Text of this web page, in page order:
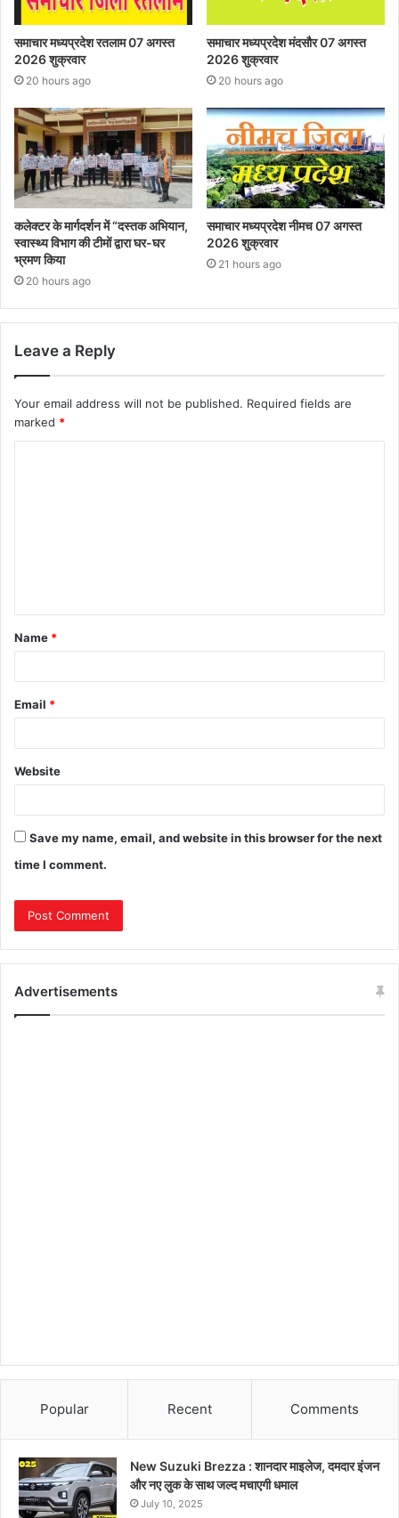
समाचार मध्यप्रदेश रतलाम 07 अगस्त
2026 शुक्रवार
20 hours ago
समाचार मध्यप्रदेश मंदसौर 07 अगस्त
2026 शुक्रवार
20 hours ago
कलेक्टर के मार्गदर्शन में “दस्तक अभियान,‌
स्वास्थ्य विभाग की टीमों द्वारा घर-घर
भ्रमण किया
20 hours ago
समाचार मध्यप्रदेश नीमच 07 अगस्त
2026 शुक्रवार
21 hours ago
Leave a Reply
Your email address will not be published. Required fields are
marked *
Name *
Email *
Website
Save my name, email, and website in this browser for the next
time I comment.
Advertisements
Popular Recent Comments
New Suzuki Brezza : शानदार माइलेज, दमदार इंजन
और नए लुक के साथ जल्द मचाएगी धमाल
July 10, 2025